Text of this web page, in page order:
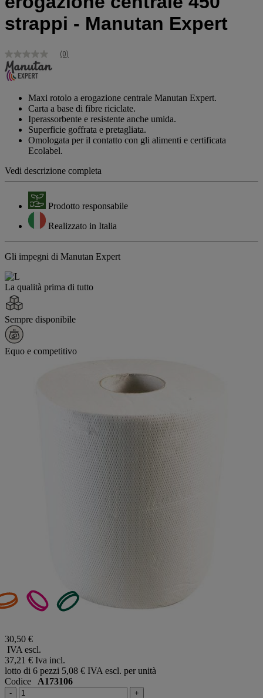
strappi - Manutan Expert
Nessuna
valutazione
Stesso
pagina.
(0)
Maxi rotolo a erogazione centrale Manutan Expert.
Carta a base di fibre riciclate.
Iperassorbente e resistente anche umida.
Superficie goffrata e pretagliata.
Omologata per il contatto con gli alimenti e certificata
Ecolabel.
Vedi descrizione completa
Prodotto responsabile
Realizzato in Italia
Gli impegni di Manutan Expert
La qualità prima di tutto
Sempre disponibile
Equo e competitivo
30,50 €
IVA escl.
37,21 € Iva incl.
lotto di 6 pezzi 5,08 € IVA escl. per unità
Codice A173106
- +